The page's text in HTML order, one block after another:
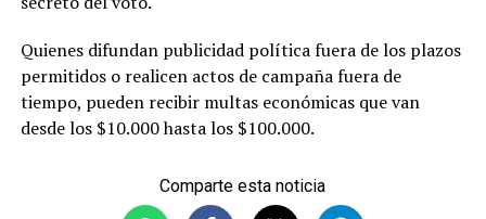
Quienes difundan publicidad política fuera de los plazos
permitidos o realicen actos de campaña fuera de
tiempo, pueden recibir multas económicas que van
desde los $10.000 hasta los $100.000.
Comparte esta noticia